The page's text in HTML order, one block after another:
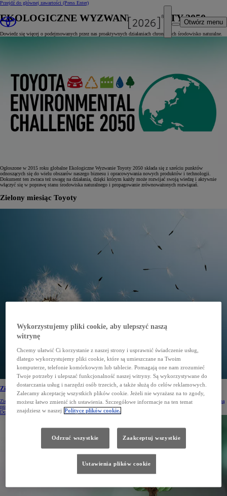
Przejdź do głównej zawartości (Press Enter)
Otwórz menu
EKOLOGICZNE WYZWANIE TOYOTY 2050
Dowiedz się więcej o podejmowanych przez nas proaktywnych działaniach chroniących środowisko naturalne.
Ogłoszone w 2015 roku globalne Ekologiczne Wyzwanie Toyoty 2050 składa się z sześciu punktów
odnoszących się do wielu obszarów naszego biznesu i opracowywania nowych produktów i technologii.
Dokument ten zwraca też uwagę na działania, dzięki którym każdy może rozwijać swoją wiedzę i aktywnie
włączyć się w poprawę stanu środowiska naturalnego i propagowanie zrównoważonych rozwiązań.
Zielony miesiąc Toyoty
Zielony Miesiąc Toyoty 2021
Zielony Miesiąc Toyoty to coroczna kampania na rzecz ochrony środowiska. Zakłada ona edukację ekologiczną
pracowników i nawołuje do życia w zgodzie z naturą.
Dowiedz się więcej
Wykorzystujemy pliki cookie, aby ulepszyć naszą
witrynę
Chcemy ułatwić Ci korzystanie z naszej strony i usprawnić świadczenie usług,
dlatego wykorzystujemy pliki cookie, które są umieszczane na Twoim
komputerze, telefonie komórkowym lub tablecie. Pomagają one nam zrozumieć
Twoje potrzeby i ulepszać funkcjonalność naszej witryny. Są wykorzystywane do
dostarczania usług i narzędzi osób trzecich, a także służą do celów reklamowych.
Zalecamy akceptację wszystkich plików cookie. Jeżeli nie wyrażasz na to zgody,
możesz łatwo zmienić ich ustawienia. Szczegółowe informacje na ten temat
znajdziesz w naszej Polityce plików cookie.
Odrzuć wszystkie Zaakceptuj wszystkie
Ustawienia plików cookie